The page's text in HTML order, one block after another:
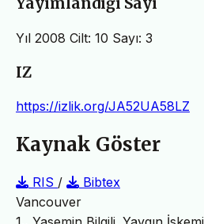
Yıl 2008 Cilt: 10 Sayı: 3
IZ
https://izlik.org/JA52UA58LZ
Kaynak Göster
RIS /
Bibtex
Vancouver